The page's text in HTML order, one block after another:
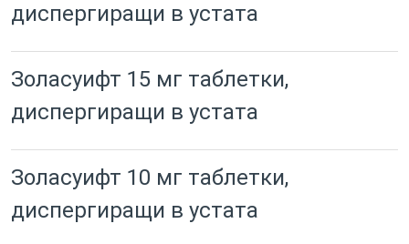
диспергиращи в устата
Золасуифт 15 мг таблетки,
диспергиращи в устата
Золасуифт 10 мг таблетки,
диспергиращи в устата